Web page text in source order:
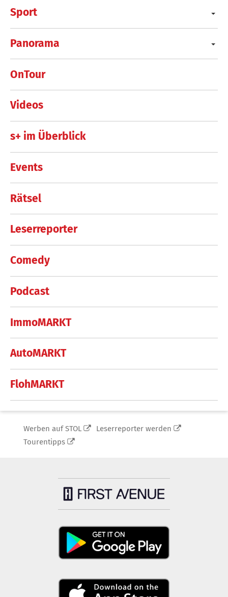
Sport
Panorama
OnTour
Videos
s+ im Überblick
Events
Rätsel
Leserreporter
Comedy
Podcast
ImmoMARKT
AutoMARKT
FlohMARKT
Werben auf STOL
Leserreporter werden
Tourentipps